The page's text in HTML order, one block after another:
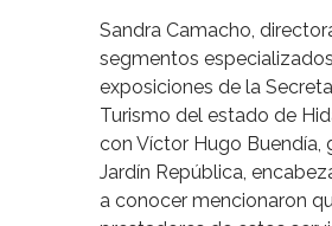
Sandra Camacho,
segmentos
exposiciones de la
Turismo del estado de
con Víctor Hugo Buendía,
Jardín República,
a conocer mencionaron